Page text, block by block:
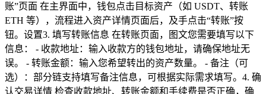
账”页面 在主界面中，钱包点击目标资产（如 USDT、转账
ETH 等），流程进入资产详情页面后，及手点击“转账”按
钮。设置3. 填写转账信息 在转账页面，图文您需要填写以下
信息： - 收款地址：输入收款方的钱包地址，请确保地址无
误。 - 转账金额：输入您希望转出的资产数量。 - 备注（可
选）：部分链支持填写备注信息，可根据实际需求填写。4. 确
认交易详情 检查收款地址、转账金额和手续费是否正确，确